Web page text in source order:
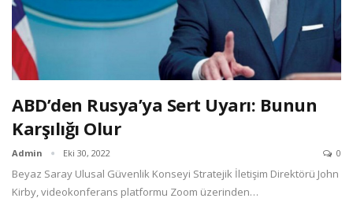
ABD’den Rusya’ya Sert Uyarı: Bunun
Karşılığı Olur
Admin Eki 30, 2022 0
Beyaz Saray Ulusal Güvenlik Konseyi Stratejik İletişim Direktörü John
Kirby, videokonferans platformu Zoom üzerinden…